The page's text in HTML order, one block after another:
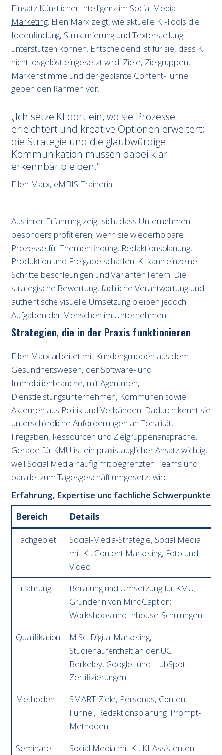
Einsatz Künstlicher Intelligenz im Social Media
Marketing. Ellen Marx zeigt, wie aktuelle KI-Tools die
Ideenfindung, Strukturierung und Texterstellung
unterstützen können. Entscheidend ist für sie, dass KI
nicht losgelöst eingesetzt wird: Ziele, Zielgruppen,
Markenstimme und der geplante Content-Funnel
geben den Rahmen vor.
Ich setze KI dort ein, wo sie Prozesse
erleichtert und kreative Optionen erweitert;
die Strategie und die glaubwürdige
Kommunikation müssen dabei klar
erkennbar bleiben.
Ellen Marx, eMBIS-Trainerin
Aus ihrer Erfahrung zeigt sich, dass Unternehmen
besonders profitieren, wenn sie wiederholbare
Prozesse für Themenfindung, Redaktionsplanung,
Produktion und Freigabe schaffen. KI kann einzelne
Schritte beschleunigen und Varianten liefern. Die
strategische Bewertung, fachliche Verantwortung und
authentische visuelle Umsetzung bleiben jedoch
Aufgaben der Menschen im Unternehmen.
Strategien, die in der Praxis funktionieren
Ellen Marx arbeitet mit Kundengruppen aus dem
Gesundheitswesen, der Software- und
Immobilienbranche, mit Agenturen,
Dienstleistungsunternehmen, Kommunen sowie
Akteuren aus Politik und Verbänden. Dadurch kennt sie
unterschiedliche Anforderungen an Tonalität,
Freigaben, Ressourcen und Zielgruppenansprache.
Gerade für KMU ist ein praxistauglicher Ansatz wichtig,
weil Social Media häufig mit begrenzten Teams und
parallel zum Tagesgeschäft umgesetzt wird.
Erfahrung, Expertise und fachliche Schwerpunkte
Bereich
Details
Fachgebiet
Social-Media-Strategie, Social Media
mit KI, Content Marketing, Foto und
Video
Erfahrung
Beratung und Umsetzung für KMU;
Gründerin von MindCaption;
Workshops und Inhouse-Schulungen
Qualifikation
M.Sc. Digital Marketing,
Studienaufenthalt an der UC
Berkeley, Google- und HubSpot-
Zertifizierungen
Methoden
SMART-Ziele, Personas, Content-
Funnel, Redaktionsplanung, Prompt-
Methoden
Seminare
Social Media mit KI, KI-Assistenten